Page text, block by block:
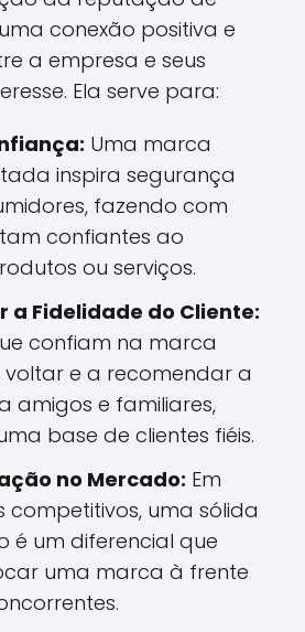
conexão positiva e
a empresa e seus
Ela serve para:
Uma marca
inspira segurança
fazendo com
confiantes ao
ou serviços.
a Fidelidade do Cliente:
confiam na marca
e a recomendar a
amigos e familiares,
base de clientes fiéis.
no Mercado: Em
competitivos, uma sólida
é um diferencial que
uma marca à frente